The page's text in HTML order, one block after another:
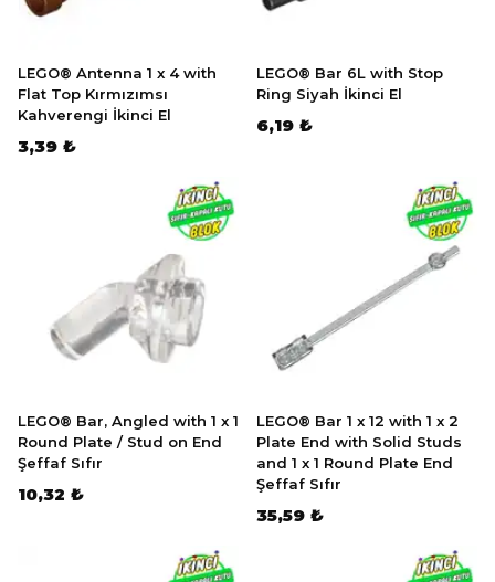
LEGO® Antenna 1 x 4 with
Flat Top Kırmızımsı
Kahverengi İkinci El
3,39 ₺
LEGO® Bar 6L with Stop
Ring Siyah İkinci El
6,19 ₺
LEGO® Bar, Angled with 1 x 1
Round Plate / Stud on End
Şeffaf Sıfır
10,32 ₺
LEGO® Bar 1 x 12 with 1 x 2
Plate End with Solid Studs
and 1 x 1 Round Plate End
Şeffaf Sıfır
35,59 ₺